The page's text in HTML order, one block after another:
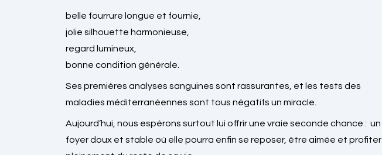
belle fourrure longue et fournie,
jolie silhouette harmonieuse,
regard lumineux,
bonne condition générale.
Ses premières analyses sanguines sont rassurantes, et les tests des
maladies méditerranéennes sont tous négatifs un miracle.
Aujourd’hui, nous espérons surtout lui offrir une vraie seconde chance : un
foyer doux et stable où elle pourra enfin se reposer, être aimée et profiter